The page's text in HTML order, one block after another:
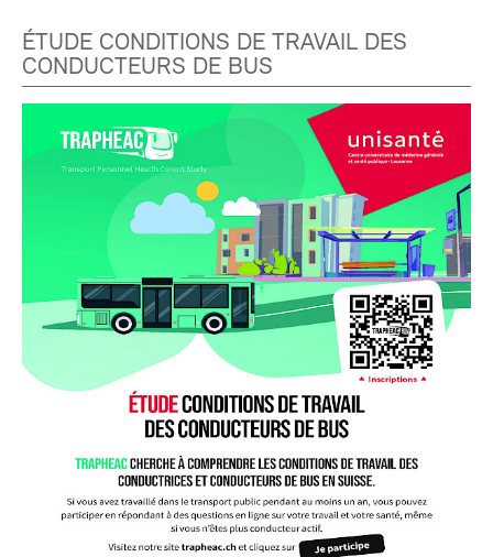
ÉTUDE CONDITIONS DE TRAVAIL DES
CONDUCTEURS DE BUS